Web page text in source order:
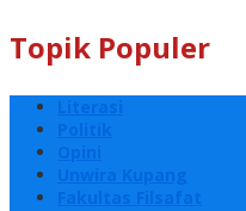
Topik Populer